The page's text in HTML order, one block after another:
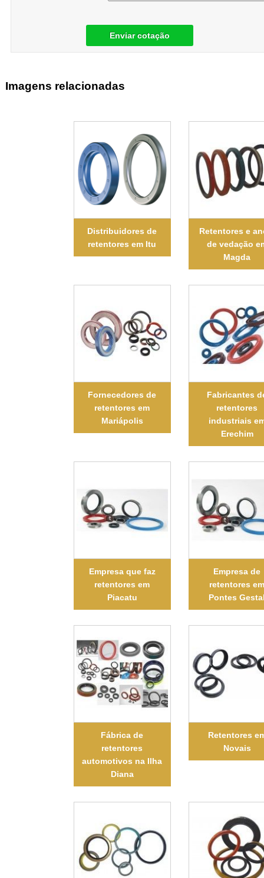
Enviar cotação
Imagens relacionadas
Distribuidores de
retentores em Itu
Retentores e
de vedação
Magda
Fornecedores de
retentores em
Mariápolis
Fabricantes
retentores
industriais
Erechim
Empresa que faz
retentores em
Piacatu
Empresa de
retentores
Pontes
Fábrica de
retentores
automotivos na Ilha
Diana
Retentores
Novais